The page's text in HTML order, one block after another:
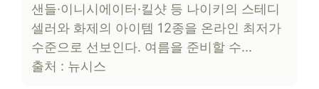
샌들·이니시에이터·킬샷 등 나이키의 스테디
셀러와 화제의 아이템 12종을 온라인 최저가
수준으로 선보인다. 여름을 준비할 수…
출처 : 뉴시스